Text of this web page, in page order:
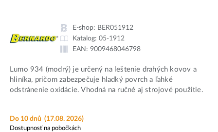
E-shop: BER051912
Katalog: 05-1912
EAN: 9009468046798
Lumo 934 (modrý) je určený na leštenie drahých kovov a
hliníka, pričom zabezpečuje hladký povrch a ľahké
odstránenie oxidácie. Vhodná na ručné aj strojové použitie.
Do 10 dnů (17.08. 2026)
Dostupnosť na pobočkách